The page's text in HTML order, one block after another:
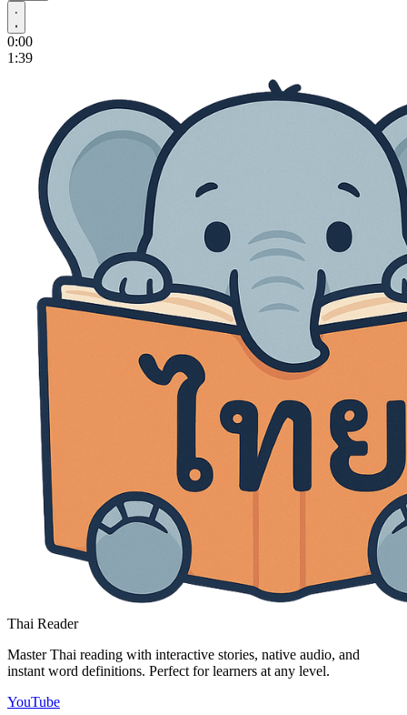
0:00
1:39
Thai Reader
Master Thai reading with interactive stories, native audio, and
instant word definitions. Perfect for learners at any level.
YouTube